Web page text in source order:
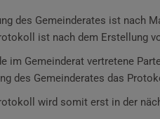
des Gemeinderates ist nach
ist nach dem Erstellung
im Gemeinderat vertretene
des Gemeinderates das
wird somit erst in der